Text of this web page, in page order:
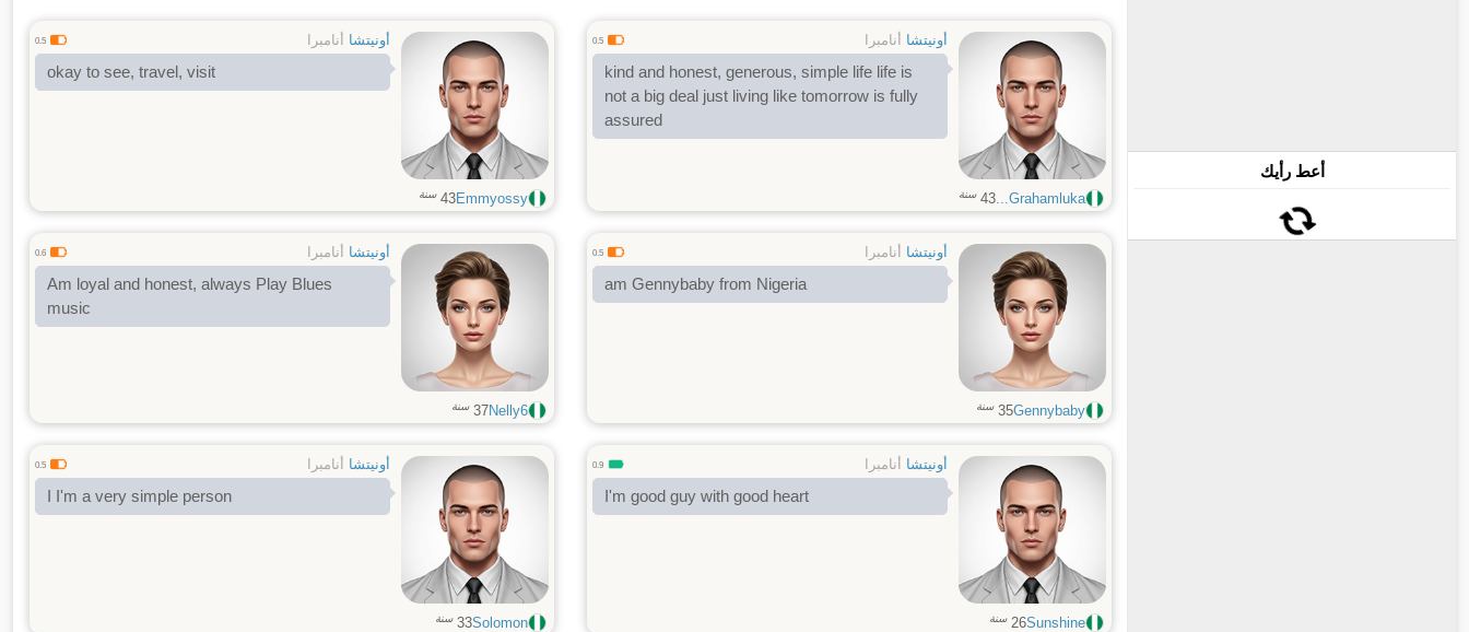
أعط رأيك
أونيتشا أنامبرا 0.5
kind and honest, generous, simple life life is
not a big deal just living like tomorrow is fully
assured
Grahamluka...
43 سنة
أونيتشا أنامبرا 0.5
okay to see, travel, visit
Emmyossy
43 سنة
أونيتشا أنامبرا 0.5
am Gennybaby from Nigeria
Gennybaby
35 سنة
أونيتشا أنامبرا 0.6
Am loyal and honest, always Play Blues
music
Nelly6
37 سنة
أونيتشا أنامبرا 0.9
I'm good guy with good heart
Sunshine
26 سنة
أونيتشا أنامبرا 0.5
I I'm a very simple person
Solomon
33 سنة